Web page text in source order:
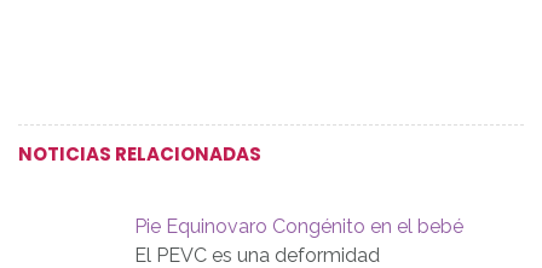
NOTICIAS RELACIONADAS
Pie Equinovaro Congénito en el bebé
El PEVC es una deformidad